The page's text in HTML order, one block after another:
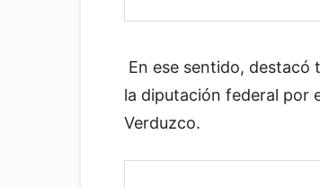
En ese sentido, destacó
la diputación federal por
Verduzco.